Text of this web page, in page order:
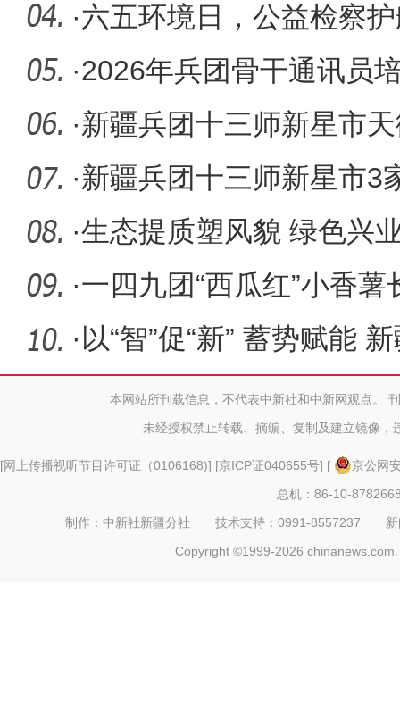
社会文明
·六五环境日，公益检察
·2026年兵团骨干通讯员
三师新星
·新疆兵团十三师新星市
里升腾“
·新疆兵团十三师新星市3
兵团5G智
·生态提质塑风貌 绿色兴
·一四九团“西瓜红”小香
迈出结
· 以“智”促“新” 蓄势赋能
本网站所刊载信息，不代表中新社和中新网观点。
未经授权禁止转载、摘编、复制及建立镜像，
[网上传播视听节目许可证（0106168)] [京ICP证040655号] [
京公网
总机：86-10-
制作：中新社新疆分社 技术支持：0991-8557237
Copyright ©1999-2026